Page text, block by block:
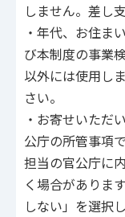
しません。差し
・年代、お住ま
び本制度の事業
以外には使用し
さい。
・お寄せいただ
公庁の所管事項
担当の官公庁に
く場合がありま
しない」を選択